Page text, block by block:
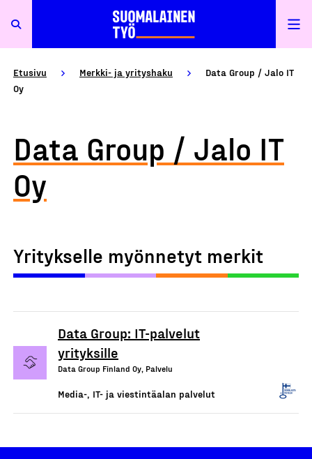
Etusivu Merkki- ja yrityshaku
Data Group / Jalo IT
Oy
Data Group / Jalo IT
Oy
Yritykselle myönnetyt merkit
Data Group: IT-palvelut
yrityksille
Data Group Finland Oy, Palvelu
Media-, IT- ja viestintäalan palvelut